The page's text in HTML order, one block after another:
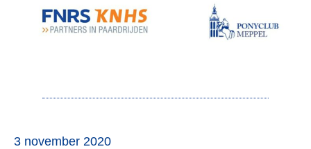
3 november 2020